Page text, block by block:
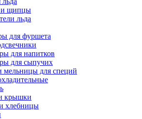
щипцы
льда
для фуршета
для напитков
для сыпучих
мельницы для специй
крышки
хлебницы